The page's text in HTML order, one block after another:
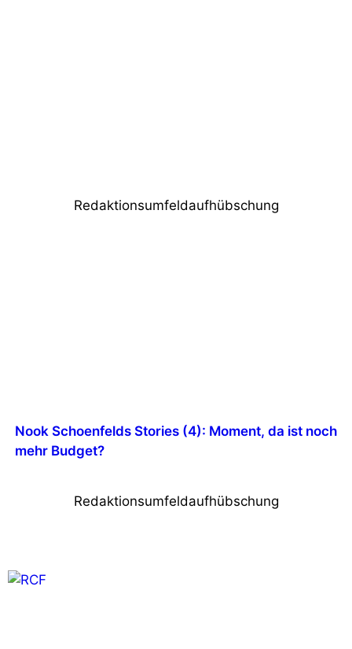
Redaktionsumfeldaufhübschung
Nook Schoenfelds Stories (4): Moment, da ist noch
mehr Budget?
Redaktionsumfeldaufhübschung